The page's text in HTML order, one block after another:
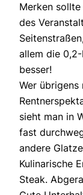
Merken sollte
des
allem die
besser!
Wer übrigens
sieht man in
fast
andere
Kulinarische
Steak.